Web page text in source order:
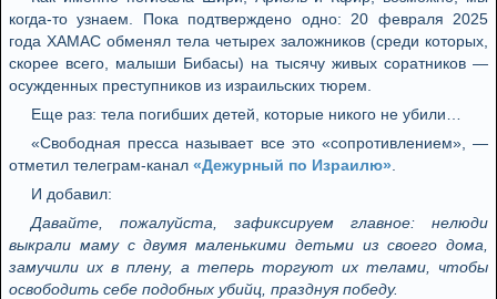
когда-то узнаем. Пока подтверждено одно: 20 февраля 2025
года ХАМАС обменял тела четырех заложников (среди которых,
скорее всего, малыши Бибасы) на тысячу живых соратников —
осужденных преступников из израильских тюрем.
Еще раз: тела погибших детей, которые никого не убили…
«Свободная пресса называет все это «сопротивлением», —
отметил телеграм-канал «Дежурный по Израилю»
И добавил:
Давайте, пожалуйста, зафиксируем главное: нелюди
выкрали маму с двумя маленькими детьми из своего дома,
замучили их в плену, а теперь торгуют их телами, чтобы
освободить себе подобных убийц, празднуя победу.